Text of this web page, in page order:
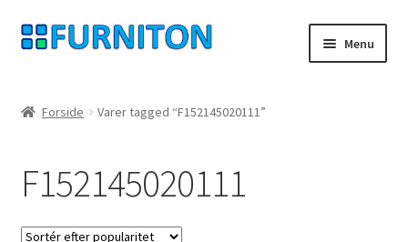
Spring
til
Spring
til
Menu
privatliv
fortrydelsesret
Forside Varer tagged “F152145020111”
F152145020111